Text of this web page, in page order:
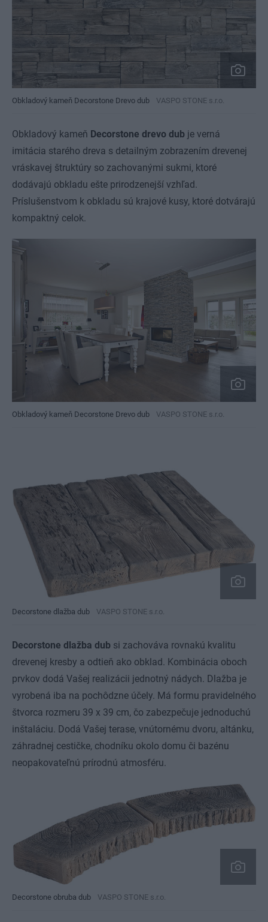
Obkladový kameň Decorstone Drevo dub VASPO STONE s.r.o.
Obkladový kameň Decorstone drevo dub je verná
imitácia starého dreva s detailným zobrazením drevenej
vráskavej štruktúry so zachovanými sukmi, ktoré
dodávajú obkladu ešte prirodzenejší vzhľad.
Príslušenstvom k obkladu sú krajové kusy, ktoré dotvárajú
kompaktný celok.
Obkladový kameň Decorstone Drevo dub VASPO STONE s.r.o.
Decorstone dlažba dub VASPO STONE s.r.o.
Decorstone dlažba dub si zachováva rovnakú kvalitu
drevenej kresby a odtieň ako obklad. Kombinácia oboch
prvkov dodá Vašej realizácii jednotný nádych. Dlažba je
vyrobená iba na pochôdzne účely. Má formu pravidelného
štvorca rozmeru 39 x 39 cm, čo zabezpečuje jednoduchú
inštaláciu. Dodá Vašej terase, vnútornému dvoru, altánku,
záhradnej cestičke, chodníku okolo domu či bazénu
neopakovateľnú prírodnú atmosféru.
Decorstone obruba dub VASPO STONE s.r.o.